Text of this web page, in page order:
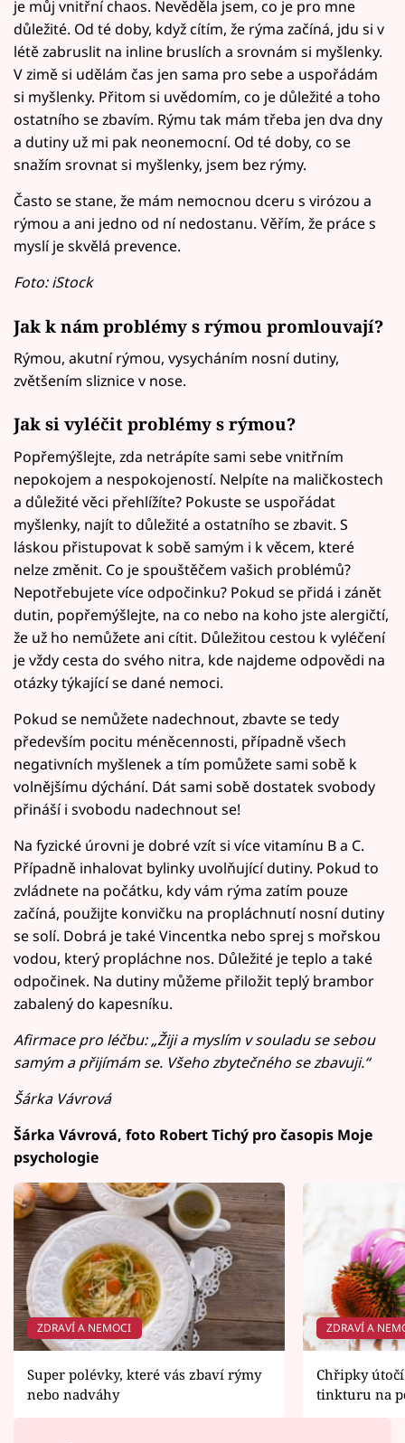
je můj vnitřní chaos. Nevěděla jsem, co je pro mne
důležité. Od té doby, když cítím, že rýma začíná, jdu si v
létě zabruslit na inline bruslích a srovnám si myšlenky.
V zimě si udělám čas jen sama pro sebe a uspořádám
si myšlenky. Přitom si uvědomím, co je důležité a toho
ostatního se zbavím. Rýmu tak mám třeba jen dva dny
a dutiny už mi pak neonemocní. Od té doby, co se
snažím srovnat si myšlenky, jsem bez rýmy.
Často se stane, že mám nemocnou dceru s virózou a
rýmou a ani jedno od ní nedostanu. Věřím, že práce s
myslí je skvělá prevence.
Foto: iStock
Jak k nám problémy s rýmou promlouvají?
Rýmou, akutní rýmou, vysycháním nosní dutiny,
zvětšením sliznice v nose.
Jak si vyléčit problémy s rýmou?
Popřemýšlejte, zda netrápíte sami sebe vnitřním
nepokojem a nespokojeností. Nelpíte na maličkostech
a důležité věci přehlížíte? Pokuste se uspořádat
myšlenky, najít to důležité a ostatního se zbavit. S
láskou přistupovat k sobě samým i k věcem, které
nelze změnit. Co je spouštěčem vašich problémů?
Nepotřebujete více odpočinku? Pokud se přidá i zánět
dutin, popřemýšlejte, na co nebo na koho jste alergičtí,
že už ho nemůžete ani cítit. Důležitou cestou k vyléčení
je vždy cesta do svého nitra, kde najdeme odpovědi na
otázky týkající se dané nemoci.
Pokud se nemůžete nadechnout, zbavte se tedy
především pocitu méněcennosti, případně všech
negativních myšlenek a tím pomůžete sami sobě k
volnějšímu dýchání. Dát sami sobě dostatek svobody
přináší i svobodu nadechnout se!
Na fyzické úrovni je dobré vzít si více vitamínu B a C.
Případně inhalovat bylinky uvolňující dutiny. Pokud to
zvládnete na počátku, kdy vám rýma zatím pouze
začíná, použijte konvičku na propláchnutí nosní dutiny
se solí. Dobrá je také Vincentka nebo sprej s mořskou
vodou, který propláchne nos. Důležité je teplo a také
odpočinek. Na dutiny můžeme přiložit teplý brambor
zabalený do kapesníku.
Afirmace pro léčbu: „Žiji a myslím v souladu se sebou
samým a přijímám se. Všeho zbytečného se zbavuji.“
Šárka Vávrová
Šárka Vávrová, foto Robert Tichý pro časopis Moje
psychologie
ZDRAVÍ A NEMOCI
Super polévky, které vás zbaví rýmy
nebo nadváhy
ZDRAVÍ A
Chřipky
tinkturu na